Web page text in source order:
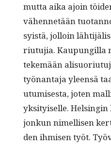
mut­ta aika ajoin
vähen­netään
syistä, jol­loin
ri­u­tu­jia. Kaupungilla
tekemään
työ­nan­ta­ja yleen­sä
u­tu­mis­es­ta, joten
yksi­tyiselle.
jonkun nimel­lisen
den ihmisen työt.